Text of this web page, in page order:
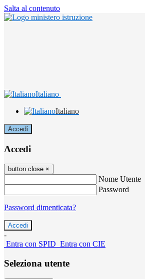
Salta al contenuto
Italiano
Italiano
Accedi
Accedi
button close ×
Nome Utente
Password
Password dimenticata?
-
Entra con SPID Entra con CIE
Seleziona utente